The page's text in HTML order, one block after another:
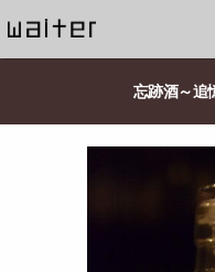
忘跡酒～追